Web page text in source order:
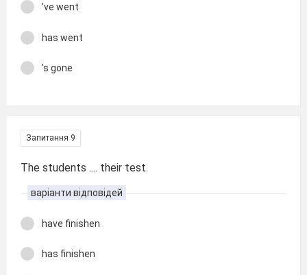
've went
has went
's gone
Запитання 9
The students .... their test.
варіанти відповідей
have finishen
has finishen